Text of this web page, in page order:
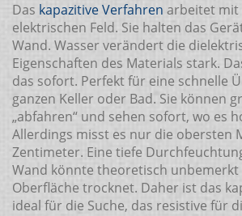
Das kapazitive Verfahren arbeitet mit
elektrischen Feld. Sie halten das
Wand. Wasser verändert die
Eigenschaften des Materials stark.
das sofort. Perfekt für eine schnelle
ganzen Keller oder Bad. Sie können
„abfahren“ und sehen sofort, wo es
Allerdings misst es nur die obersten
Zentimeter. Eine tiefe
Wand könnte theoretisch unbemerkt
Oberfläche trocknet. Daher ist das
ideal für die Suche, das resistive für